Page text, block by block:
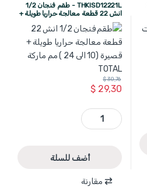
THKISD12221L - طقم فنجان 1/2
انش 22 قطعة معالجة حراريا طويلة +
قصيرة (10 الى 24 ) مم ماركة TOTAL
$29,30
$30,76
THKISD12221L - طقم فنجان 1/2 انش 22 قطعة معالجة حراريا طويلة + قصيرة (10 الى 24 ) مم ماركة TOTAL quantity
أضف للسلة
مقارنة